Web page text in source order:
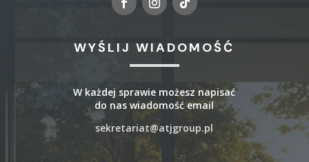
WYŚLIJ WIADOMOŚĆ
W każdej sprawie możesz napisać
do nas wiadomość email
sekretariat@atjgroup.pl